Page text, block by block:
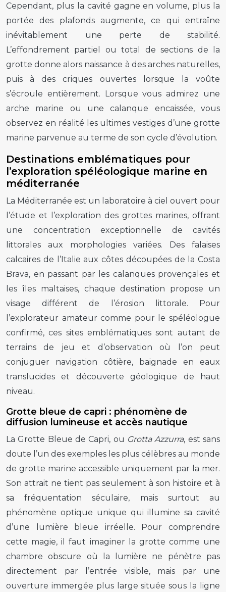
Cependant, plus la cavité gagne en volume, plus la
portée des plafonds augmente, ce qui entraîne
inévitablement une perte de stabilité.
L’effondrement partiel ou total de sections de la
grotte donne alors naissance à des arches naturelles,
puis à des criques ouvertes lorsque la voûte
s’écroule entièrement. Lorsque vous admirez une
arche marine ou une calanque encaissée, vous
observez en réalité les ultimes vestiges d’une grotte
marine parvenue au terme de son cycle d’évolution.
Destinations emblématiques pour
l’exploration spéléologique marine en
méditerranée
La Méditerranée est un laboratoire à ciel ouvert pour
l’étude et l’exploration des grottes marines, offrant
une concentration exceptionnelle de cavités
littorales aux morphologies variées. Des falaises
calcaires de l’Italie aux côtes découpées de la Costa
Brava, en passant par les calanques provençales et
les îles maltaises, chaque destination propose un
visage différent de l’érosion littorale. Pour
l’explorateur amateur comme pour le spéléologue
confirmé, ces sites emblématiques sont autant de
terrains de jeu et d’observation où l’on peut
conjuguer navigation côtière, baignade en eaux
translucides et découverte géologique de haut
niveau.
Grotte bleue de capri : phénomène de
diffusion lumineuse et accès nautique
La Grotte Bleue de Capri, ou Grotta Azzurra, est sans
doute l’un des exemples les plus célèbres au monde
de grotte marine accessible uniquement par la mer.
Son attrait ne tient pas seulement à son histoire et à
sa fréquentation séculaire, mais surtout au
phénomène optique unique qui illumine sa cavité
d’une lumière bleue irréelle. Pour comprendre
cette magie, il faut imaginer la grotte comme une
chambre obscure où la lumière ne pénètre pas
directement par l’entrée visible, mais par une
ouverture immergée plus large située sous la ligne